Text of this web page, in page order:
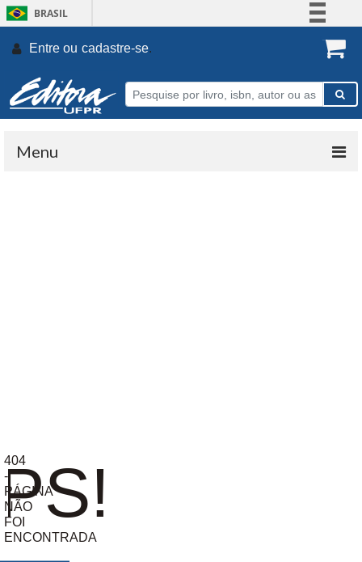
BRASIL
Participe
Entre ou cadastre-se.
Menu
404
-
PÁGINA
NÃO
FOI
ENCONTRADA